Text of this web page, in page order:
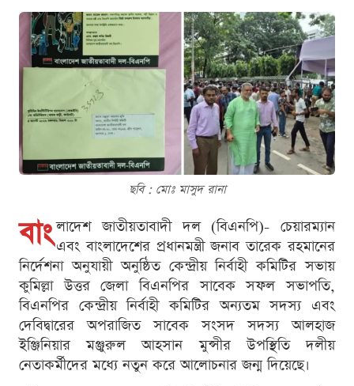
ছবি : মোঃ মাসুদ রানা
বাং লাদেশ জাতীয়তাবাদী দল (বিএনপি)- চেয়ারম্যান
এবং বাংলাদেশের প্রধানমন্ত্রী জনাব তারেক রহমানের
নির্দেশনা অনুযায়ী অনুষ্ঠিত কেন্দ্রীয় নির্বাহী কমিটির সভায়
কুমিল্লা উত্তর জেলা বিএনপির সাবেক সফল সভাপতি,
বিএনপির কেন্দ্রীয় নির্বাহী কমিটির অন্যতম সদস্য এবং
দেবিদ্বারের অপরাজিত সাবেক সংসদ সদস্য আলহাজ
ইঞ্জিনিয়ার মঞ্জুরুল আহসান মুন্সীর উপস্থিতি দলীয়
নেতাকর্মীদের মধ্যে নতুন করে আলোচনার জন্ম দিয়েছে।